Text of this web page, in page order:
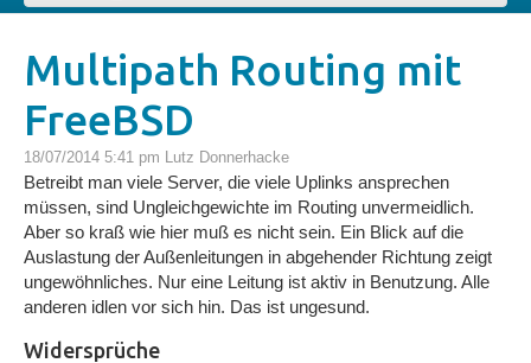
Forgot your password?
Projekte
Veröffentlichungen
Blog
Impressum
GDPR
Blog » Multipath Routing mit FreeBSD
Multipath Routing mit
FreeBSD
18/07/2014 5:41 pm Lutz Donnerhacke
Betreibt man viele Server, die viele Uplinks ansprechen
müssen, sind Ungleichgewichte im Routing unvermeidlich.
Aber so kraß wie hier muß es nicht sein. Ein Blick auf die
Auslastung der Außenleitungen in abgehender Richtung zeigt
ungewöhnliches. Nur eine Leitung ist aktiv in Benutzung. Alle
anderen idlen vor sich hin. Das ist ungesund.
Widersprüche